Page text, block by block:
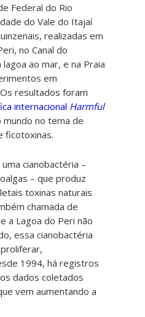
Federal do Rio
do Vale do Itajaí
realizadas em
no Canal do
ao mar, e na Praia
em
resultados foram
internacional Harmful
no tema de
ficotoxinas.
uma cianobactéria –
– que produz
toxinas naturais
chamada de
a Lagoa do Peri não
essa cianobactéria
1994, há registros
dados coletados
vem aumentando a